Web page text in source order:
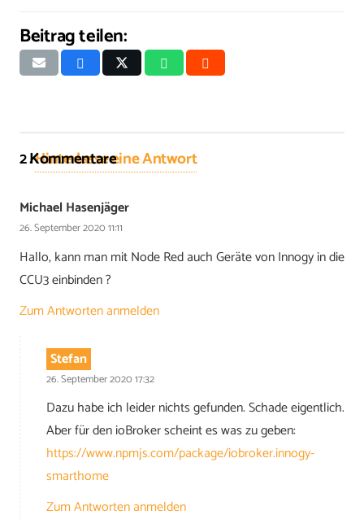
Beitrag teilen:
2Kommentare
.Hinterlasse eine Antwort
Michael Hasenjäger
26. September 2020 11:11
Hallo, kann man mit Node Red auch Geräte von Innogy in die
CCU3 einbinden ?
Zum Antworten anmelden
Stefan
26. September 2020 17:32
Dazu habe ich leider nichts gefunden. Schade eigentlich.
Aber für den ioBroker scheint es was zu geben:
https://www.npmjs.com/package/iobroker.innogy-
smarthome
Zum Antworten anmelden